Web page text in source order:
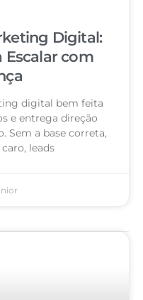
Digital:
Escalar com
digital bem feita
e entrega direção
Sem a base correta,
leads